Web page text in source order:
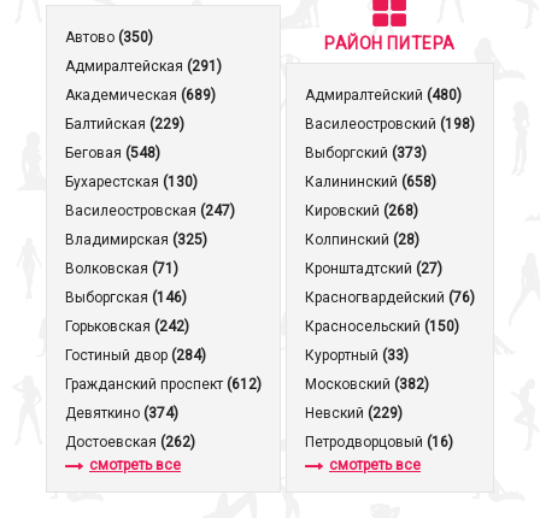
Автово (350)
Адмиралтейская (291)
Академическая (689)
Балтийская (229)
Беговая (548)
Бухарестская (130)
Василеостровская (247)
Владимирская (325)
Волковская (71)
Выборгская (146)
Горьковская (242)
Гостиный двор (284)
Гражданский проспект (612)
Девяткино (374)
Достоевская (262)
смотреть все
РАЙОН ПИТЕРА
Адмиралтейский (480)
Василеостровский (198)
Выборгский (373)
Калининский (658)
Кировский (268)
Колпинский (28)
Кронштадтcкий (27)
Красногвардейский (76)
Красносельский (150)
Курортный (33)
Московский (382)
Невский (229)
Петродворцовый (16)
смотреть все